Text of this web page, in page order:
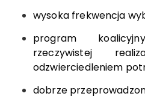
wysoka frekwencja
program
rzeczywistej
odzwierciedleniem
dobrze